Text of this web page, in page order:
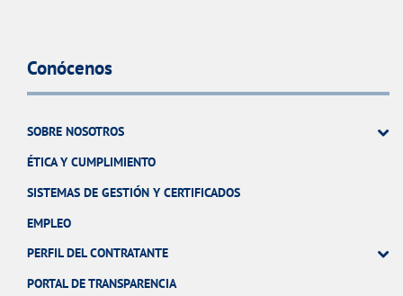
Conócenos
SOBRE NOSOTROS
ÉTICA Y CUMPLIMIENTO
SISTEMAS DE GESTIÓN Y CERTIFICADOS
EMPLEO
PERFIL DEL CONTRATANTE
PORTAL DE TRANSPARENCIA